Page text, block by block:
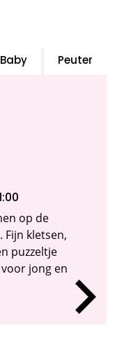
Baby Peuter
op de
kletsen,
puzzeltje
jong en